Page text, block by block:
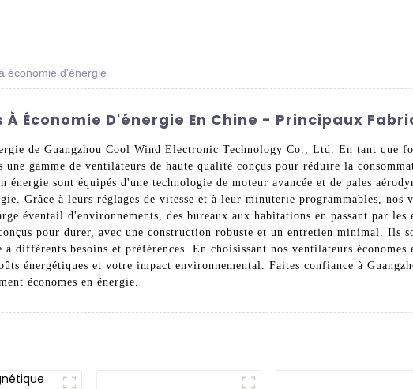
économie d'énergie
Économie D'énergie En Chine - Principaux
de Guangzhou Cool Wind Electronic Technology Co., Ltd. En tant que
gamme de ventilateurs de haute qualité conçus pour réduire la
énergie sont équipés d'une technologie de moteur avancée et de pales
Grâce à leurs réglages de vitesse et à leur minuterie programmables, nos
éventail d'environnements, des bureaux aux habitations en passant par
pour durer, avec une construction robuste et un entretien minimal. Ils
différents besoins et préférences. En choisissant nos ventilateurs
énergétiques et votre impact environnemental. Faites confiance à
économes en énergie.